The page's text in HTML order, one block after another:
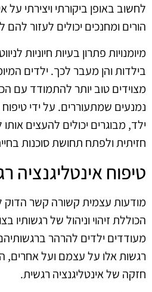
לחשוב באופן ביקורתי ויצירתי
הורים ומחנכים יכולים לעזור להם
מיומנויות פתרון בעיות חיוניות
בילדות והן מעבר לכך. ילדים
מצוידים טוב יותר להתמודד עם
נמנעים שמתעוררים. על ידי טיפוח
ילד, מבוגרים יכולים להעצים
חזיתית ולפתח תחושת סוכנות
טיפוח אינטליגנציה
מודעות עצמית קשורה קשר הדוק
הכוללת זיהוי וניהול של רגשותיו
מעודדים ילדים להרהר
רגשות אלו על עצמם ועל אחרים,
חזקה של אינטליגנציה רגשית.